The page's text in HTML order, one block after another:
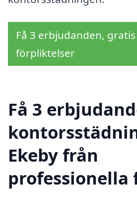
Få 3 erbjudanden,
förpliktelser
Få 3
Ekeby från
professionella